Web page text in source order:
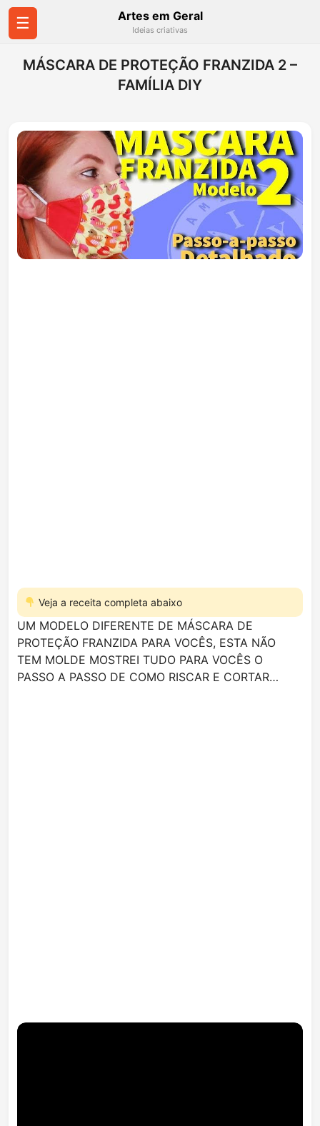
☰ Artes em Geral
Ideias criativas
MÁSCARA DE PROTEÇÃO FRANZIDA 2 –
FAMÍLIA DIY
Veja a receita completa abaixo
UM MODELO DIFERENTE DE MÁSCARA DE
PROTEÇÃO FRANZIDA PARA VOCÊS, ESTA NÃO
TEM MOLDE MOSTREI TUDO PARA VOCÊS O
PASSO A PASSO DE COMO RISCAR E CORTAR…